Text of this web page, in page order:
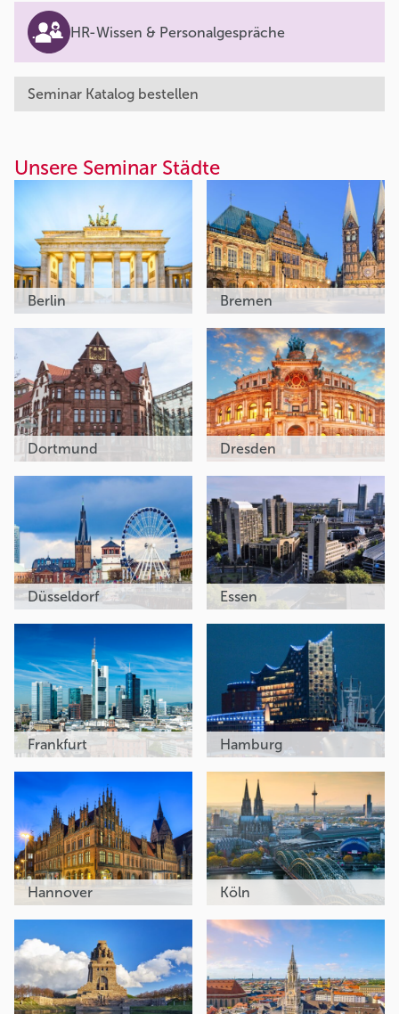
HR-Wissen & Personalgespräche
Seminar Katalog bestellen
Unsere Seminar Städte
Berlin Bremen
Dortmund Dresden
Düsseldorf Essen
Frankfurt Hamburg
Hannover Köln